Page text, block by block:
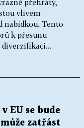
přehřátý,
vlivem
nabídkou. Tento
k přesunu
diverzifikaci...
EU se bude
zatřást